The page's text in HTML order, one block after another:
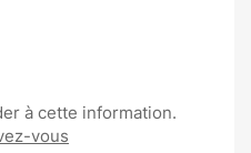
à cette information.
vous